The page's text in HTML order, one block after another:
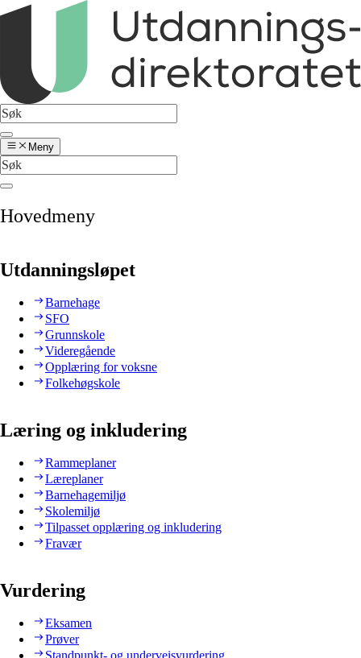
Meny
Hovedmeny
Utdanningsløpet
Barnehage
SFO
Grunnskole
Videregående
Opplæring for voksne
Folkehøgskole
Læring og inkludering
Rammeplaner
Læreplaner
Barnehagemiljø
Skolemiljø
Tilpasset opplæring og inkludering
Fravær
Vurdering
Eksamen
Prøver
Standpunkt- og underveisvurdering